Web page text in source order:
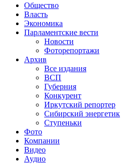
Общество
Власть
Экономика
Парламентские вести
Новости
Фоторепортажи
Архив
Все издания
ВСП
Губерния
Конкурент
Иркутский репортер
Сибирский энергетик
Ступеньки
Фото
Компании
Видео
Аудио